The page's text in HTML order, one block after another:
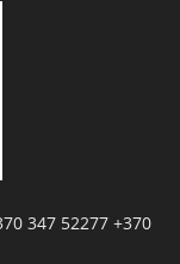
347 52277 +370